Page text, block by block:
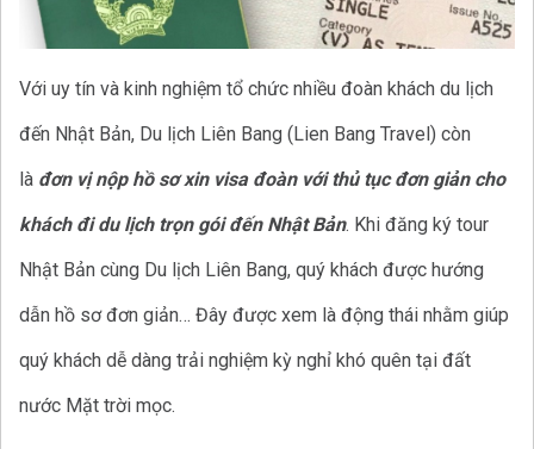
Với uy tín và kinh nghiệm tổ chức nhiều đoàn khách du lịch
đến Nhật Bản, Du lịch Liên Bang (Lien Bang Travel) còn
là đơn vị nộp hồ sơ xin visa đoàn với thủ tục đơn giản cho
khách đi du lịch trọn gói đến Nhật Bản. Khi đăng ký tour
Nhật Bản cùng Du lịch Liên Bang, quý khách được hướng
dẫn hồ sơ đơn giản… Đây được xem là động thái nhằm giúp
quý khách dễ dàng trải nghiệm kỳ nghỉ khó quên tại đất
nước Mặt trời mọc.